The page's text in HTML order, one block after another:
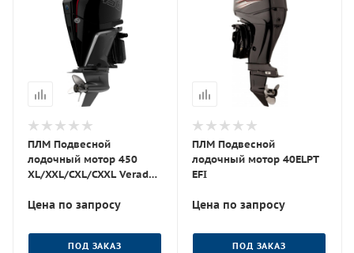
ПЛМ Подвесной
лодочный мотор 450
ХL/XXL/CXL/CXXL Verado
Цена по запросу
ПОД ЗАКАЗ
ПЛМ Подвесной
лодочный мотор 40ELPT
EFI
Цена по запросу
ПОД ЗАКАЗ